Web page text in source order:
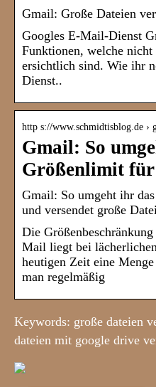
Gmail: Große Dateien
Googles E-Mail-Dienst
Funktionen, welche
ersichtlich sind. Wie ihr
Dienst..
http s://www.schmidtisblog.de
Gmail: So
Größenlimit
Gmail: So umgeht ihr
und versendet große
Die
Mail liegt bei
heutigen Zeit eine
man regelmäßig
Keywords: große dateien
dateien mit google drive